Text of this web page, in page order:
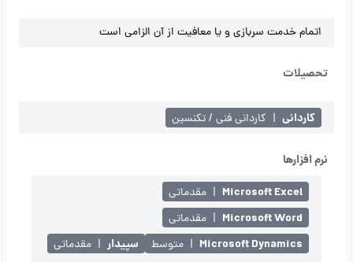
اتمام خدمت سربازی و یا معافیت از آن الزامی است
تحصیلات
کاردانی | کاردانی فنی / تکنسین
نرم افزارها
Microsoft Excel
| مقدماتی
Microsoft Word
| مقدماتی
Microsoft Dynamics
| متوسط سپیدار | مقدماتی